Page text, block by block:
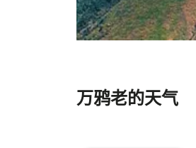
万鸦老的天气